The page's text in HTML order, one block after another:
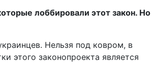
лоббировали этот закон. Но
Нельзя под ковром, в
этого законопроекта является